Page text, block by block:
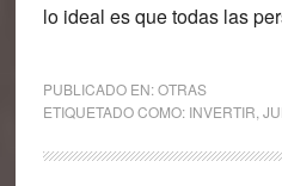
lo ideal es que todas las
PUBLICADO EN:OTRAS
ETIQUETADO COMO: INVERTIR